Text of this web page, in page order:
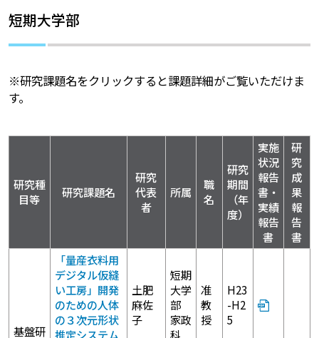
短期大学部
※研究課題名をクリックすると課題詳細がご覧いただけま
す。
研究種
目等
研究課題名
研究
代表
者
所属
職
名
研究
期間
（年
度）
実施
状況
報告
書・
実績
報告
書
研
究
成
果
報
告
書
基盤研
「量産衣料用
デジタル仮縫
い工房」開発
のための人体
の３次元形状
推定システム
土肥
麻佐
子
短期
大学
部
家政
科
准
教
授
H23
-H2
5